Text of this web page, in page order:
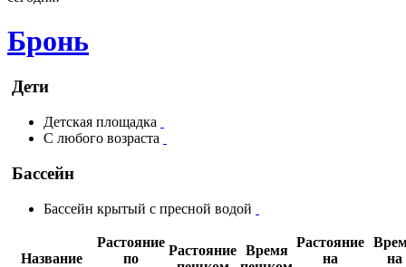
Бронь
Дети
Детская площадка
С любого возраста
Бассейн
Бассейн крытый с пресной водой
Название
Растояние
по
Растояние Время
Растояние
на
на